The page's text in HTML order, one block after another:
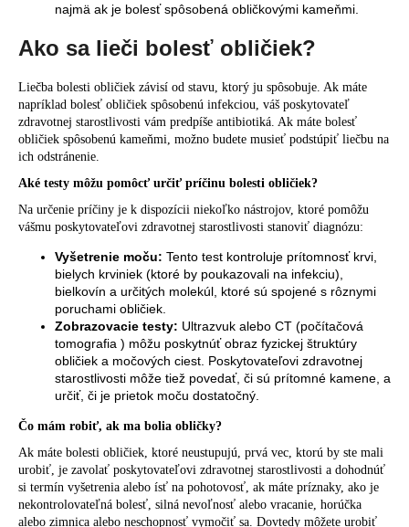
najmä ak je bolesť spôsobená obličkovými kameňmi.
Ako sa lieči bolesť obličiek?
Liečba bolesti obličiek závisí od stavu, ktorý ju spôsobuje. Ak máte
napríklad bolesť obličiek spôsobenú infekciou, váš poskytovateľ
zdravotnej starostlivosti vám predpíše antibiotiká. Ak máte bolesť
obličiek spôsobenú kameňmi, možno budete musieť podstúpiť liečbu na
ich odstránenie.
Aké testy môžu pomôcť určiť príčinu bolesti obličiek?
Na určenie príčiny je k dispozícii niekoľko nástrojov, ktoré pomôžu
vášmu poskytovateľovi zdravotnej starostlivosti stanoviť diagnózu:
Vyšetrenie moču: Tento test kontroluje prítomnosť krvi,
bielych krviniek (ktoré by poukazovali na infekciu),
bielkovín a určitých molekúl, ktoré sú spojené s rôznymi
poruchami obličiek.
Zobrazovacie testy: Ultrazvuk alebo CT (počítačová
tomografia ) môžu poskytnúť obraz fyzickej štruktúry
obličiek a močových ciest. Poskytovateľovi zdravotnej
starostlivosti môže tiež povedať, či sú prítomné kamene, a
určiť, či je prietok moču dostatočný.
Čo mám robiť, ak ma bolia obličky?
Ak máte bolesti obličiek, ktoré neustupujú, prvá vec, ktorú by ste mali
urobiť, je zavolať poskytovateľovi zdravotnej starostlivosti a dohodnúť
si termín vyšetrenia alebo ísť na pohotovosť, ak máte príznaky, ako je
nekontrolovateľná bolesť, silná nevoľnosť alebo vracanie, horúčka
alebo zimnica alebo neschopnosť vymočiť sa. Dovtedy môžete urobiť